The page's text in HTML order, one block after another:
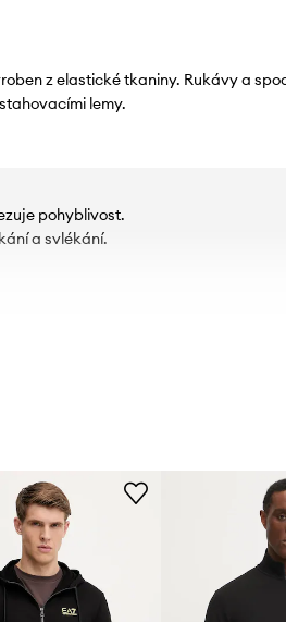
z elastické tkaniny. Rukávy a
lemy.
pohyblivost.
a svlékání.